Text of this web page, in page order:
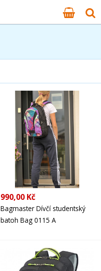
990,00 Kč
Bagmaster Dívčí studentský
batoh Bag 0115 A